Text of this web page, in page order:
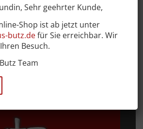
Sehr geehrter Kunde,
Shop ist ab jetzt unter
butz.defür Sie erreichbar. Wir
Besuch.
Team